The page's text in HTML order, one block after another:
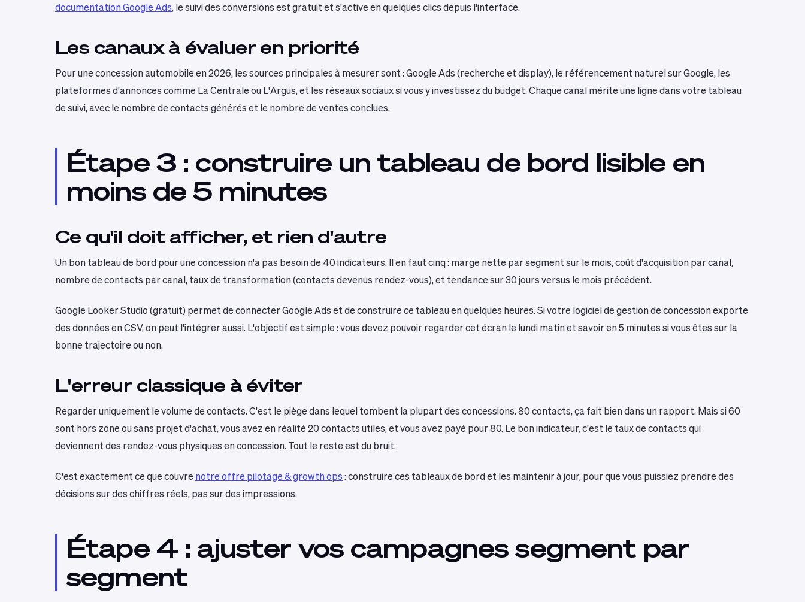
documentation Google Ads , le suivi des conversions est gratuit et s'active en quelques clics depuis l'interface.
Les canaux à évaluer en priorité
Pour une concession automobile en 2026, les sources principales à mesurer sont : Google Ads (recherche et display), le référencement naturel sur Google, les
plateformes d'annonces comme La Centrale ou L'Argus, et les réseaux sociaux si vous y investissez du budget. Chaque canal mérite une ligne dans votre tableau
de suivi, avec le nombre de contacts générés et le nombre de ventes conclues.
Étape 3 : construire un tableau de bord lisible en
moins de 5 minutes
Ce qu'il doit afficher, et rien d'autre
Un bon tableau de bord pour une concession n'a pas besoin de 40 indicateurs. Il en faut cinq : marge nette par segment sur le mois, coût d'acquisition par canal,
nombre de contacts par canal, taux de transformation (contacts devenus rendez-vous), et tendance sur 30 jours versus le mois précédent.
Google Looker Studio (gratuit) permet de connecter Google Ads et de construire ce tableau en quelques heures. Si votre logiciel de gestion de concession exporte
des données en CSV, on peut l'intégrer aussi. L'objectif est simple : vous devez pouvoir regarder cet écran le lundi matin et savoir en 5 minutes si vous êtes sur la
bonne trajectoire ou non.
L'erreur classique à éviter
Regarder uniquement le volume de contacts. C'est le piège dans lequel tombent la plupart des concessions. 80 contacts, ça fait bien dans un rapport. Mais si 60
sont hors zone ou sans projet d'achat, vous avez en réalité 20 contacts utiles, et vous avez payé pour 80. Le bon indicateur, c'est le taux de contacts qui
deviennent des rendez-vous physiques en concession. Tout le reste est du bruit.
C'est exactement ce que couvre notre offre pilotage & growth ops : construire ces tableaux de bord et les maintenir à jour, pour que vous puissiez prendre des
décisions sur des chiffres réels, pas sur des impressions.
Étape 4 : ajuster vos campagnes segment par
segment